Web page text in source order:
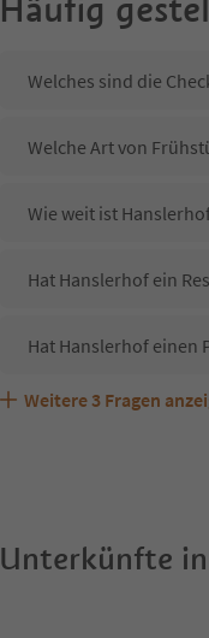
Häufig
Welches sind die
Welche Art von
Wie weit ist
Hat Hanslerhof ein
Hat Hanslerhof einen
Sind Haustiere in der
Welche Services bietet
Weitere 3 Fragen
Unterkünfte